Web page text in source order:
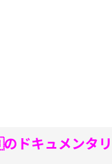
ドキュメンタ